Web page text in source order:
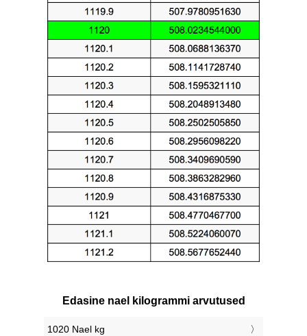
Edasine nael kilogrammi arvutused
1020 Nael kg